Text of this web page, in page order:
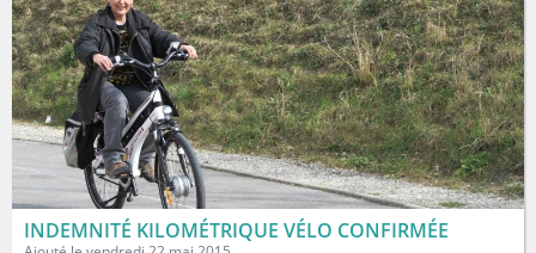
INDEMNITÉ KILOMÉTRIQUE VÉLO CONFIRMÉE